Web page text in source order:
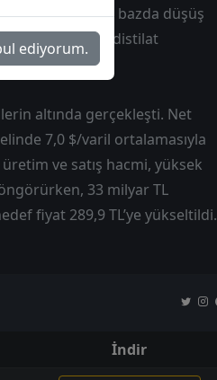
hem yıllık bazda düşüş
benzin ve orta distilat
altında gerçekleşti. Net
7,0 $/varil ortalamasıyla
ve satış hacmi, yüksek
33 milyar TL
fiyat 289,9 TL’ye yükseltildi.
İndir
Beyan edilen metni Okudum, Anladım ve Kabul ediyorum.